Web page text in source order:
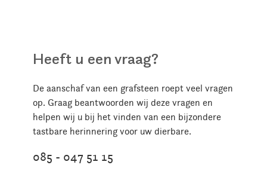
Heeft u een vraag?
De aanschaf van een grafsteen roept veel vragen
op. Graag beantwoorden wij deze vragen en
helpen wij u bij het vinden van een bijzondere
tastbare herinnering voor uw dierbare.
085 - 047 51 15